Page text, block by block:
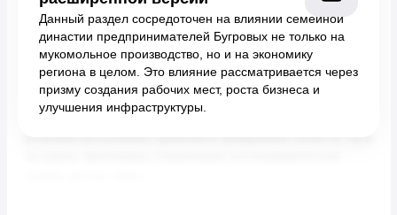
Данный раздел сосредоточен на влиянии семейной
династии предпринимателей Бугровых не только на
мукомольное производство, но и на экономику
региона в целом. Это влияние рассматривается через
призму создания рабочих мест, роста бизнеса и
улучшения инфраструктуры.